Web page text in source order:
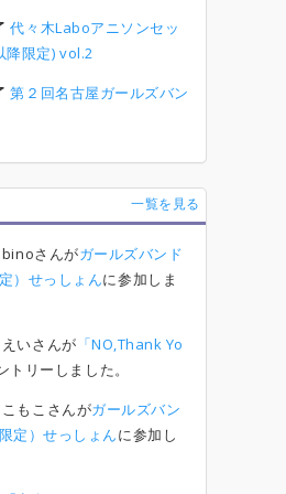
代々木Laboアニソンセッ
降限定) vol.2
第２回名古屋ガールズバン
一覧を見る
binoさんがガールズバンド
）せっしょんに参加しま
いさんが 「NO,Thank Yo
トリーしました。
こもこさんがガールズバン
定）せっしょんに参加し